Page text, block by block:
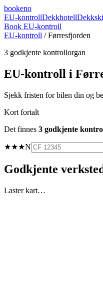
bookeno
EU-kontrollDekkhotell
Book EU-kontroll
EU-kontroll /Førresfjorden
3 godkjente kontrollorgan
EU-kontroll i
Sjekk fristen for bilen din og
Kort fortalt
Det finnes 3 godkjente
★★★N
Godkjente
Laster kart…